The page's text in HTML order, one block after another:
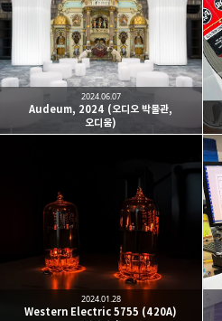
One must imagine Sisyphus happy.
구독하기
카카오톡
Audeum, 2024 (오디오 박물관,
오디움)
2024.06.07
Western Electric 5755 (420A)
2024.01.28